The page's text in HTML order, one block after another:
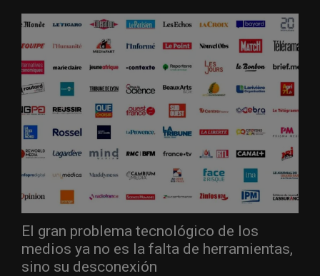
El gran problema tecnológico de los
medios ya no es la falta de herramientas,
sino su desconexión